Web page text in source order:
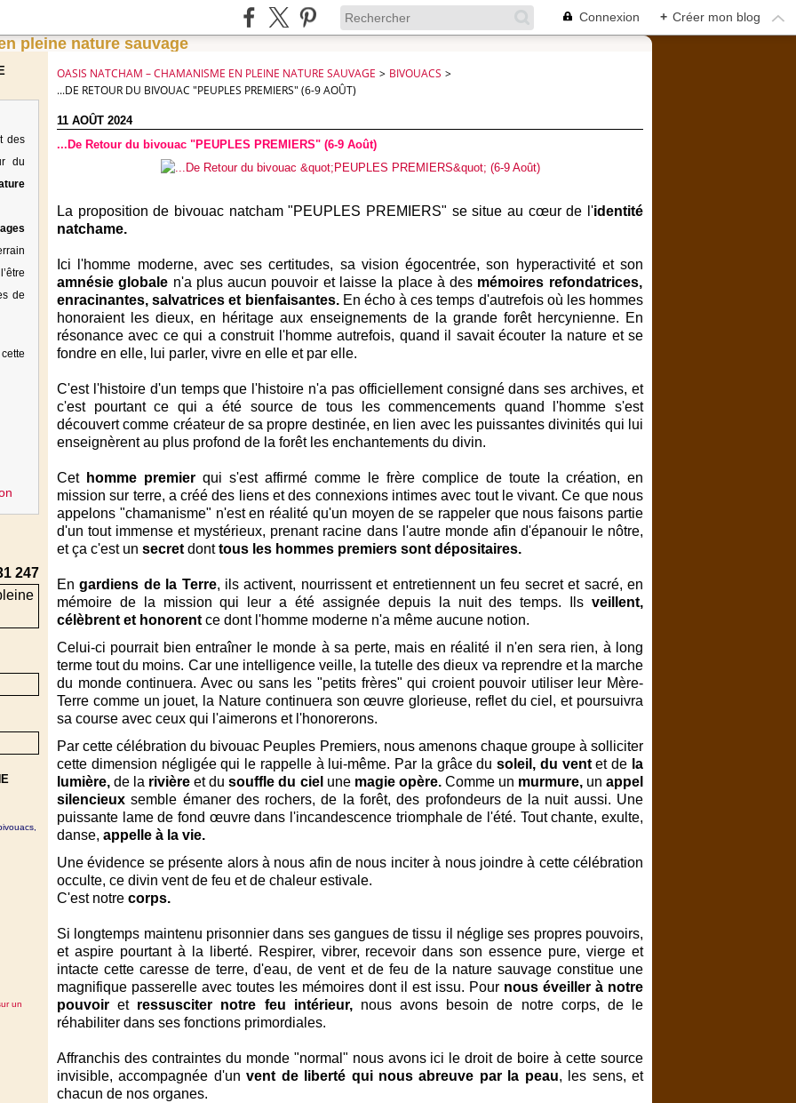
Connexion + Créer mon blog
des
du
de
247
un
OASIS NATCHAM – CHAMANISME EN PLEINE NATURE SAUVAGE > BIVOUACS >
...DE RETOUR DU BIVOUAC "PEUPLES PREMIERS" (6-9 AOÛT)
11 AOÛT 2024
...De Retour du bivouac "PEUPLES PREMIERS" (6-9 Août)
La proposition de bivouac natcham "PEUPLES PREMIERS" se situe au cœur de l'identité
natchame.
Ici l'homme moderne, avec ses certitudes, sa vision égocentrée, son hyperactivité et son
amnésie globale n'a plus aucun pouvoir et laisse la place à des mémoires refondatrices,
enracinantes, salvatrices et bienfaisantes.En écho à ces temps d'autrefois où les hommes
honoraient les dieux, en héritage aux enseignements de la grande forêt hercynienne. En
résonance avec ce qui a construit l'homme autrefois, quand il savait écouter la nature et se
fondre en elle, lui parler, vivre en elle et par elle.
C'est l'histoire d'un temps que l'histoire n'a pas officiellement consigné dans ses archives, et
c'est pourtant ce qui a été source de tous les commencements quand l'homme s'est
découvert comme créateur de sa propre destinée, en lien avec les puissantes divinités qui lui
enseignèrent au plus profond de la forêt les enchantements du divin.
Cet homme premier qui s'est affirmé comme le frère complice de toute la création, en
mission sur terre, a créé des liens et des connexions intimes avec tout le vivant. Ce que nous
appelons "chamanisme" n'est en réalité qu'un moyen de se rappeler que nous faisons partie
d'un tout immense et mystérieux, prenant racine dans l'autre monde afin d'épanouir le nôtre,
et ça c'est un secret donttous les hommes premiers sont dépositaires.
En gardiens de la Terre, ils activent, nourrissent et entretiennent un feu secret et sacré, en
mémoire de la mission qui leur a été assignée depuis la nuit des temps. Ils veillent,
célèbrent et honorent ce dont l'homme moderne n'a même aucune notion.
Celui-ci pourrait bien entraîner le monde à sa perte, mais en réalité il n'en sera rien, à long
terme tout du moins. Car une intelligence veille, la tutelle des dieux va reprendre et la marche
du monde continuera. Avec ou sans les "petits frères" qui croient pouvoir utiliser leur Mère-
Terre comme un jouet, la Nature continuera son œuvre glorieuse, reflet du ciel, et poursuivra
sa course avec ceux qui l'aimerons et l'honorerons.
Par cette célébration du bivouac Peuples Premiers, nous amenons chaque groupe à solliciter
cette dimension négligée qui le rappelle à lui-même. Par la grâce dusoleil, du ventet de la
lumière,de la rivière et du souffle du ciel unemagie opère.Comme un murmure,un appel
silencieux semble émaner des rochers, de la forêt, des profondeurs de la nuit aussi. Une
puissante lame de fond œuvre dans l'incandescence triomphale de l'été. Tout chante, exulte,
danse, appelle à la vie.
Une évidence se présente alors à nous afin de nous inciter à nous joindre à cette célébration
occulte, ce divin vent de feu et de chaleur estivale.
C'est notre corps.
Si longtemps maintenu prisonnier dans ses gangues de tissu il néglige ses propres pouvoirs,
et aspire pourtant à la liberté. Respirer, vibrer, recevoir dans son essence pure, vierge et
intacte cette caresse de terre, d'eau, de vent et de feu de la nature sauvage constitue une
magnifique passerelle avec toutes les mémoires dont il est issu. Pour nous éveiller à notre
pouvoiret ressusciter notre feu intérieur,nous avons besoin de notre corps, de le
réhabiliter dans ses fonctions primordiales.
Affranchis des contraintes du monde "normal" nous avons ici le droit de boire à cette source
invisible, accompagnée d'unvent de liberté qui nous abreuve par la peau, les sens, et
chacun de nos organes.